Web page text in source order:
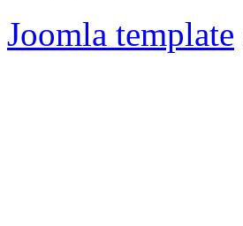
Joomla template